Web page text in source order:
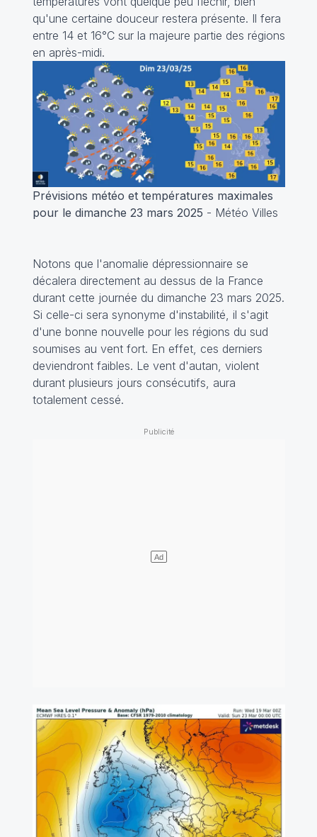
qu'une certaine douceur restera présente. Il fera
entre 14 et 16°C sur la majeure partie des régions
en après-midi.
Prévisions météo et températures maximales
pour le dimanche 23 mars 2025 - Météo Villes
Notons que l'anomalie dépressionnaire se
décalera directement au dessus de la France
durant cette journée du dimanche 23 mars 2025.
Si celle-ci sera synonyme d'instabilité, il s'agit
d'une bonne nouvelle pour les régions du sud
soumises au vent fort. En effet, ces derniers
deviendront faibles. Le vent d'autan, violent
durant plusieurs jours consécutifs, aura
totalement cessé.